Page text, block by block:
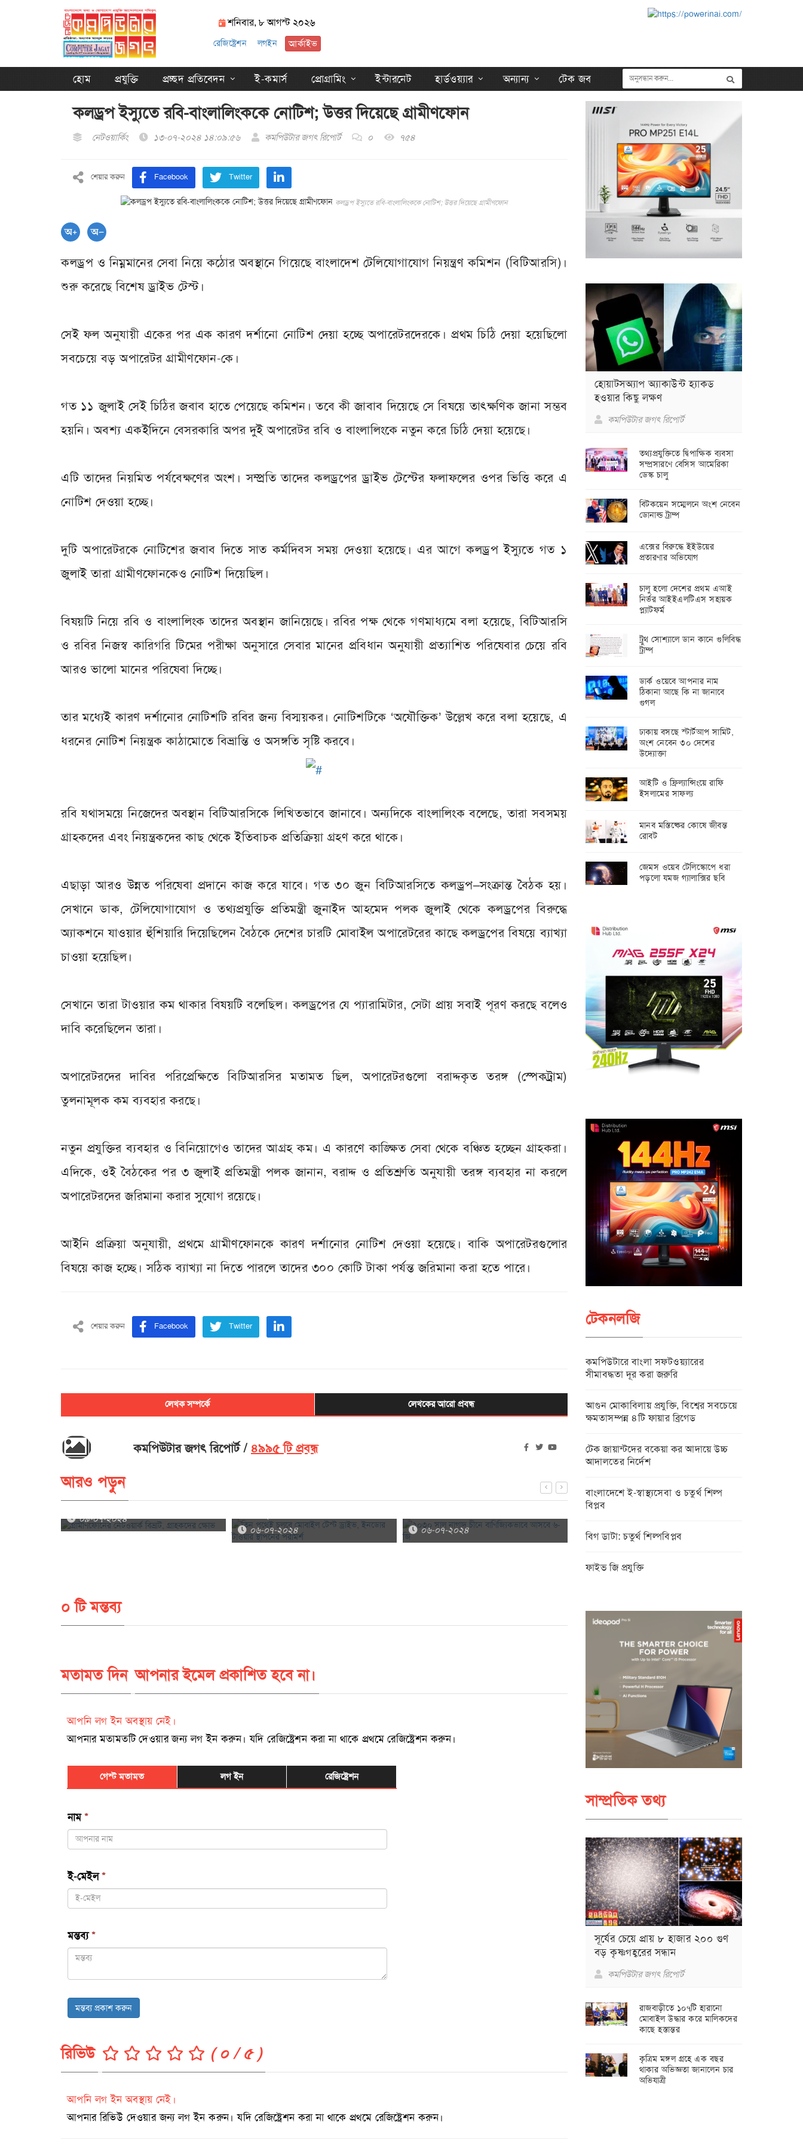
শনিবার, ৮ আগস্ট ২০২৬
রেজিষ্ট্রেশন লগইন আর্কাইভ
হোম প্রযুক্তি প্রচ্ছদ প্রতিবেদন ই-কমার্স প্রোগ্রামিং ইন্টারনেট হার্ডওয়্যার অন্যান্য টেক জব
কলড্রপ ইস্যুতে রবি-বাংলালিংককে নোটিশ; উত্তর দিয়েছে গ্রামীণফোন
নেটওয়ার্কিং ১৩-০৭-২০২৪ ১৪:০৯:৫৬ কমপিউটার জগৎ রিপোর্ট ০ ৭৫৪
শেয়ার করুন Facebook Twitter
কলড্রপ ইস্যুতে রবি-বাংলালিংককে নোটিশ; উত্তর দিয়েছে গ্রামীণফোন
কলড্রপ ও নিম্নমানের সেবা নিয়ে কঠোর অবস্থানে গিয়েছে বাংলাদেশ টেলিযোগাযোগ নিয়ন্ত্রণ কমিশন (বিটিআরসি)।
শুরু করেছে বিশেষ ড্রাইভ টেস্ট।
সেই ফল অনুযায়ী একের পর এক কারণ দর্শানো নোটিশ দেয়া হচ্ছে অপারেটরদেরকে। প্রথম চিঠি দেয়া হয়েছিলো
সবচেয়ে বড় অপারেটর গ্রামীণফোন-কে।
গত ১১ জুলাই সেই চিঠির জবাব হাতে পেয়েছে কমিশন। তবে কী জাবাব দিয়েছে সে বিষয়ে তাৎক্ষণিক জানা সম্ভব
হয়নি। অবশ্য একইদিনে বেসরকারি অপর দুই অপারেটর রবি ও বাংলালিংকে নতুন করে চিঠি দেয়া হয়েছে।
এটি তাদের নিয়মিত পর্যবেক্ষণের অংশ। সম্প্রতি তাদের কলড্রপের ড্রাইভ টেস্টের ফলাফলের ওপর ভিত্তি করে এ
নোটিশ দেওয়া হচ্ছে।
দুটি অপারেটরকে নোটিশের জবাব দিতে সাত কর্মদিবস সময় দেওয়া হয়েছে। এর আগে কলড্রপ ইস্যুতে গত ১
জুলাই তারা গ্রামীণফোনকেও নোটিশ দিয়েছিল।
বিষয়টি নিয়ে রবি ও বাংলালিংক তাদের অবস্থান জানিয়েছে। রবির পক্ষ থেকে গণমাধ্যমে বলা হয়েছে, বিটিআরসি
ও রবির নিজস্ব কারিগরি টিমের পরীক্ষা অনুসারে সেবার মানের প্রবিধান অনুযায়ী প্রত্যাশিত পরিষেবার চেয়ে রবি
আরও ভালো মানের পরিষেবা দিচ্ছে।
তার মধ্যেই কারণ দর্শানোর নোটিশটি রবির জন্য বিস্ময়কর। নোটিশটিকে ‘অযৌক্তিক’ উল্লেখ করে বলা হয়েছে, এ
ধরনের নোটিশ নিয়ন্ত্রক কাঠামোতে বিভ্রান্তি ও অসঙ্গতি সৃষ্টি করবে।
রবি যথাসময়ে নিজেদের অবস্থান বিটিআরসিকে লিখিতভাবে জানাবে। অন্যদিকে বাংলালিংক বলেছে, তারা সবসময়
গ্রাহকদের এবং নিয়ন্ত্রকদের কাছ থেকে ইতিবাচক প্রতিক্রিয়া গ্রহণ করে থাকে।
এছাড়া আরও উন্নত পরিষেবা প্রদানে কাজ করে যাবে। গত ৩০ জুন বিটিআরসিতে কলড্রপ–সংক্রান্ত বৈঠক হয়।
সেখানে ডাক, টেলিযোগাযোগ ও তথ্যপ্রযুক্তি প্রতিমন্ত্রী জুনাইদ আহমেদ পলক জুলাই থেকে কলড্রপের বিরুদ্ধে
অ্যাকশনে যাওয়ার হুঁশিয়ারি দিয়েছিলেন বৈঠকে দেশের চারটি মোবাইল অপারেটরের কাছে কলড্রপের বিষয়ে ব্যাখ্যা
চাওয়া হয়েছিল।
সেখানে তারা টাওয়ার কম থাকার বিষয়টি বলেছিল। কলড্রপের যে প্যারামিটার, সেটা প্রায় সবাই পূরণ করছে বলেও
দাবি করেছিলেন তারা।
অপারেটরদের দাবির পরিপ্রেক্ষিতে বিটিআরসির মতামত ছিল, অপারেটরগুলো বরাদ্দকৃত তরঙ্গ (স্পেকট্রাম)
তুলনামূলক কম ব্যবহার করছে।
নতুন প্রযুক্তির ব্যবহার ও বিনিয়োগেও তাদের আগ্রহ কম। এ কারণে কাঙ্ক্ষিত সেবা থেকে বঞ্চিত হচ্ছেন গ্রাহকরা।
এদিকে, ওই বৈঠকের পর ৩ জুলাই প্রতিমন্ত্রী পলক জানান, বরাদ্দ ও প্রতিশ্রুতি অনুযায়ী তরঙ্গ ব্যবহার না করলে
অপারেটরদের জরিমানা করার সুযোগ রয়েছে।
আইনি প্রক্রিয়া অনুযায়ী, প্রথমে গ্রামীণফোনকে কারণ দর্শানোর নোটিশ দেওয়া হয়েছে। বাকি অপারেটরগুলোর
বিষয়ে কাজ হচ্ছে। সঠিক ব্যাখ্যা না দিতে পারলে তাদের ৩০০ কোটি টাকা পর্যন্ত জরিমানা করা হতে পারে।
শেয়ার করুন Facebook Twitter
লেখক সম্পর্কে লেখকের আরো প্রবন্ধ
কমপিউটার জগৎ রিপোর্ট ৪৯৯৫ টি প্রবন্ধ
আরও পড়ুন
গ্রামীণফোনের নেটওয়ার্ক বিভ্রাট, গ্রাহকদের ক্ষোভ
০৯-০৭-২০২৪
তিন পথেই চলবে মোবাইল টেস্ট ড্রাইভ, ইনডোর
০৬-০৭-২০২৪
২০৩০ সাল নাগাদ চীনে বাণিজ্যিকভাবে আসবে
০৬-০৭-২০২৪
টেশিস ও ডাক বিভাগ
০৩-০৭-২০২৪
০ টি মন্তব্য
মতামত দিন আপনার ইমেল প্রকাশিত হবে না।
আপনি লগ ইন অবস্থায় নেই।
আপনার মতামতটি দেওয়ার জন্য লগ ইন করুন। যদি রেজিষ্ট্রেশন করা না থাকে প্রথমে রেজিষ্ট্রেশন করুন।
গেস্ট মতামত লগ ইন রেজিষ্ট্রেশন
নাম*
ই-মেইল*
মন্তব্য*
মন্তব্য প্রকাশ করুন
রিভিউ ( ০ / ৫ )
আপনি লগ ইন অবস্থায় নেই।
আপনার রিভিউ দেওয়ার জন্য লগ ইন করুন। যদি রেজিষ্ট্রেশন করা না থাকে প্রথমে রেজিষ্ট্রেশন করুন।
হোয়াটসঅ্যাপ অ্যাকাউন্ট হ্যাকড
হওয়ার কিছু লক্ষণ
কমপিউটার জগৎ রিপোর্ট
তথ্যপ্রযুক্তিতে দ্বিপাক্ষিক ব্যবসা
সম্প্রসারণে বেসিস আমেরিকা
ডেস্ক চালু
বিটকয়েন সম্মেলনে অংশ নেবেন
ডোনাল্ড ট্রাম্প
এক্সের বিরুদ্ধে ইইউয়ের
প্রতারণার অভিযোগ
চালু হলো দেশের প্রথম এআই
নির্ভর আইইএলটিএস সহায়ক
প্ল্যাটফর্ম
ট্রুথ সোশ্যালে ডান কানে গুলিবিদ্ধ
ট্রাম্প
ডার্ক ওয়েবে আপনার নাম
ঠিকানা আছে কি না জানাবে
গুগল
ঢাকায় বসছে স্টার্টআপ সামিট,
অংশ নেবেন ৩০ দেশের
উদ্যোক্তা
আইটি ও ফ্রিল্যান্সিংয়ে রাফি
ইসলামের সাফল্য
মানব মস্তিষ্কের কোষে জীবন্ত
রোবট
জেমস ওয়েব টেলিস্কোপে ধরা
পড়লো যমজ গ্যালাক্সির ছবি
টেকনলজি
কমপিউটারে বাংলা সফটওয়্যারের
সীমাবদ্ধতা দূর করা জরুরি
আগুন মোকাবিলায় প্রযুক্তি, বিশ্বের সবচেয়ে
ক্ষমতাসম্পন্ন ৪টি ফায়ার ব্রিগেড
টেক জায়ান্টদের বকেয়া কর আদায়ে উচ্চ
আদালতের নির্দেশ
বাংলাদেশে ই-স্বাস্থ্যসেবা ও চতুর্থ শিল্প
বিপ্লব
বিগ ডাটা: চতুর্থ শিল্পবিপ্লব
ফাইভ জি প্রযুক্তি
সাম্প্রতিক তথ্য
সূর্যের চেয়ে প্রায় ৮ হাজার ২০০ গুণ
বড় কৃষ্ণগহ্বরের সন্ধান
কমপিউটার জগৎ রিপোর্ট
রাজবাড়ীতে ১০৭টি হারানো
মোবাইল উদ্ধার করে মালিকদের
কাছে হস্তান্তর
কৃত্রিম মঙ্গল গ্রহে এক বছর
থাকার অভিজ্ঞতা জানালেন চার
অভিযাত্রী